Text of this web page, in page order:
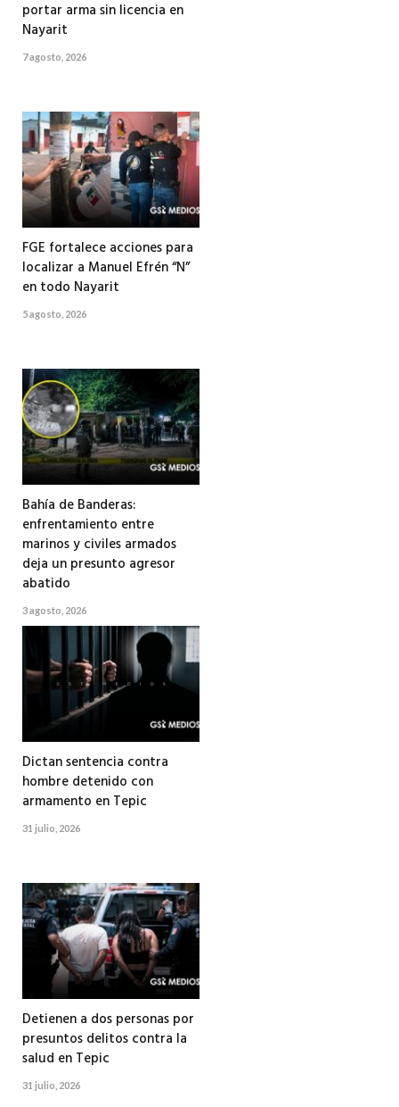
portar arma sin licencia en
Nayarit
7 agosto, 2026
FGE fortalece acciones para
localizar a Manuel Efrén “N”
en todo Nayarit
5 agosto, 2026
Bahía de Banderas:
enfrentamiento entre
marinos y civiles armados
deja un presunto agresor
abatido
3 agosto, 2026
Dictan sentencia contra
hombre detenido con
armamento en Tepic
31 julio, 2026
Detienen a dos personas por
presuntos delitos contra la
salud en Tepic
31 julio, 2026